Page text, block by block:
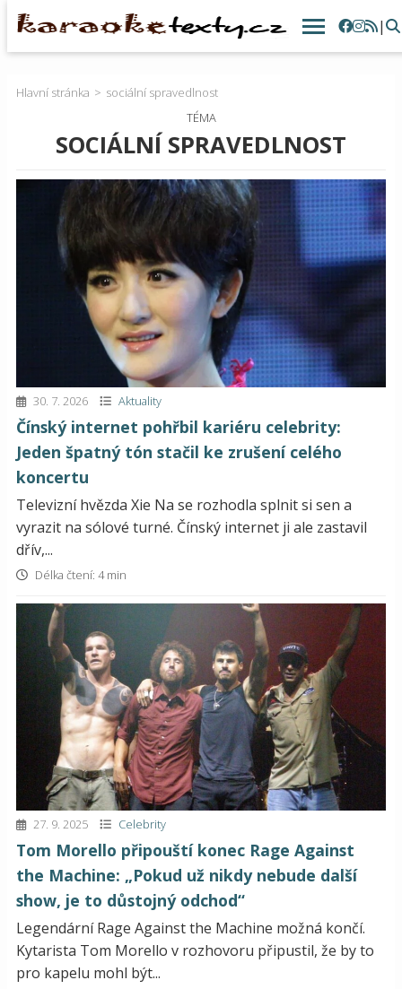
|
Hlavní stránka
sociální spravedlnost
TÉMA
SOCIÁLNÍ SPRAVEDLNOST
30. 7. 2026 Aktuality
Čínský internet pohřbil kariéru celebrity:
Jeden špatný tón stačil ke zrušení celého
koncertu
Televizní hvězda Xie Na se rozhodla splnit si sen a
vyrazit na sólové turné. Čínský internet ji ale zastavil
dřív,...
Délka čtení: 4 min
27. 9. 2025 Celebrity
Tom Morello připouští konec Rage Against
the Machine: „Pokud už nikdy nebude další
show, je to důstojný odchod“
Legendární Rage Against the Machine možná končí.
Kytarista Tom Morello v rozhovoru připustil, že by to
pro kapelu mohl být...